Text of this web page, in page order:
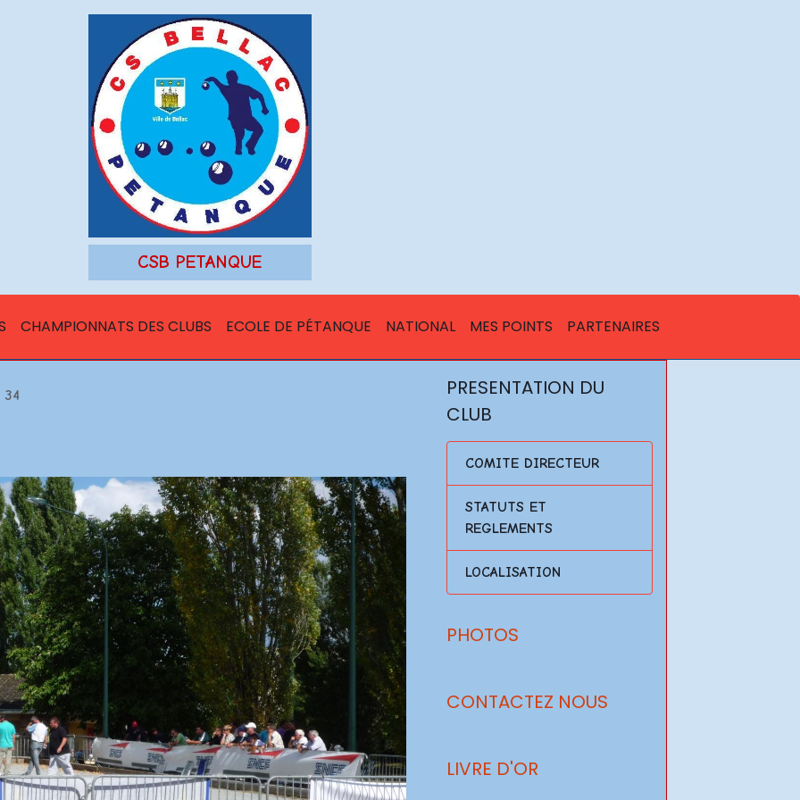
CSB PETANQUE
CHAMPIONNATS DES CLUBS ECOLE DE PÉTANQUE NATIONAL MES POINTS PARTENAIRES
34
PRESENTATION DU
CLUB
COMITE DIRECTEUR
STATUTS ET
REGLEMENTS
LOCALISATION
PHOTOS
CONTACTEZ NOUS
LIVRE D'OR